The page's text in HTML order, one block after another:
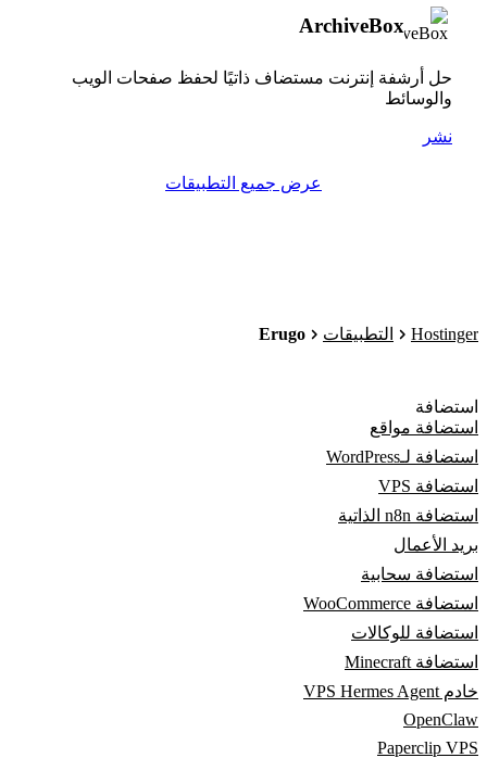
ArchiveBox
حل أرشفة إنترنت مستضاف ذاتيًا لحفظ صفحات الويب
والوسائط
نشر
عرض جميع التطبيقات
Hostinger التطبيقات Erugo
استضافة
استضافة مواقع
استضافة لـWordPress
استضافة VPS
استضافة n8n الذاتية
بريد الأعمال
استضافة سحابية
استضافة WooCommerce
استضافة للوكالات
استضافة Minecraft
خادم VPS Hermes Agent
OpenClaw
Paperclip VPS